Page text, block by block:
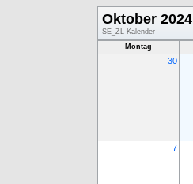
Oktober 2024
SE_ZL Kalender
Montag
30
7